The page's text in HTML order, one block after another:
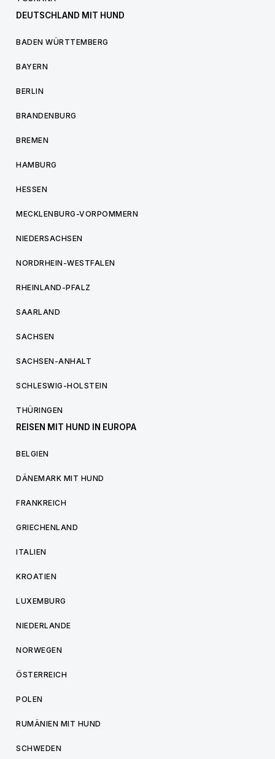
DEUTSCHLAND MIT HUND
BADEN WÜRTTEMBERG
BAYERN
BERLIN
BRANDENBURG
BREMEN
HAMBURG
HESSEN
MECKLENBURG-VORPOMMERN
NIEDERSACHSEN
NORDRHEIN-WESTFALEN
RHEINLAND-PFALZ
SAARLAND
SACHSEN
SACHSEN-ANHALT
SCHLESWIG-HOLSTEIN
THÜRINGEN
REISEN MIT HUND IN EUROPA
BELGIEN
DÄNEMARK MIT HUND
FRANKREICH
GRIECHENLAND
ITALIEN
KROATIEN
LUXEMBURG
NIEDERLANDE
NORWEGEN
ÖSTERREICH
POLEN
RUMÄNIEN MIT HUND
SCHWEDEN